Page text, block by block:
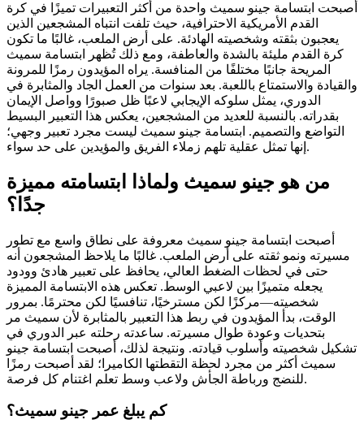
أصبحت ابتسامة جينو سميث واحدة من أكثر التعبيرات تميزًا في كرة
القدم الأمريكية الاحترافية، حيث تلفت انتباه المشجعين الذين
يعجبون بثقته وشخصيته الهادئة. على أرض الملعب، غالبًا ما تكون
كرة القدم مليئة بالشدة والعاطفة، ومع ذلك تُظهر ابتسامة سميث
المريحة جانبًا مختلفًا من المنافسة. يراه المؤيدون رمزًا للمرونة
والقيادة والاستمتاع باللعبة. بعد سنوات من العمل الجاد والمثابرة في
الدوري، يمثل سلوكه الإيجابي لاعبًا ظل صبورًا وواصل الإيمان
بقدراته. بالنسبة للعديد من المشجعين، يعكس هذا التعبير البسيط
التواضع والتصميم. ابتسامة جينو سميث ليست مجرد تعبير وجهي؛
إنها تمثل عقلية تلهم زملاء الفريق والمؤيدين على حد سواء.
من هو جينو سميث ولماذا ابتسامته مميزة
جدًا؟
أصبحت ابتسامة جينو سميث معروفة على نطاق واسع مع تطور
مسيرته ونمو ثقته على أرض الملعب. غالبًا ما يلاحظ المشجعون أنه
حتى في لحظات الضغط العالي، يحافظ على تعبير هادئ وودود
يجعله متميزًا بين لاعبي الوسط. تعكس هذه الابتسامة المميزة
شخصيته—مركزًا لكن مسترخيًا، تنافسيًا لكن محترمًا. بمرور
الوقت، بدأ المؤيدون في ربط هذا التعبير بالمثابرة لأن سميث مر
بتحديات وعودة طوال مسيرته. ساعدته رحلته عبر الدوري في
تشكيل شخصيته وأسلوب قيادته. ونتيجة لذلك، أصبحت ابتسامة جينو
سميث أكثر من مجرد لحظة التقطتها الكاميرا؛ لقد أصبحت رمزًا
للنضج ورباطة الجأش ولاعب وسط تعلم اغتنام كل فرصة.
كم يبلغ عمر جينو سميث؟